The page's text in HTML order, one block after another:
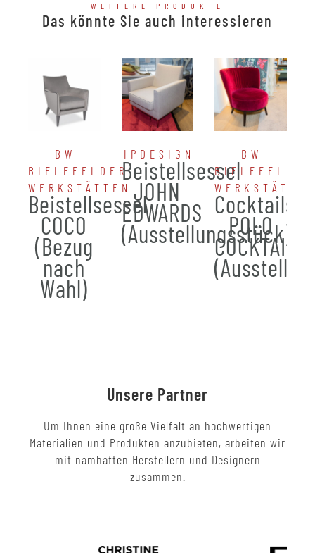
WEITERE PRODUKTE
Das könnte Sie auch interessieren
BW
BIELEFELDER
WERKSTÄTTEN
Beistellsessel
COCO
(Bezug
nach
Wahl)
IPDESIGN
Beistellsessel
JOHN
EDWARDS
(Ausstellungsstück)
BW
BIELEFELDER
POLO
COCKTAIL
Unsere Partner
Um Ihnen eine große Vielfalt an hochwertigen
Materialien und Produkten anzubieten, arbeiten wir
mit namhaften Herstellern und Designern
zusammen.